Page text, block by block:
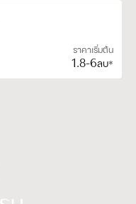
ราคาเริ่มต้น
1.8-6ลบ*